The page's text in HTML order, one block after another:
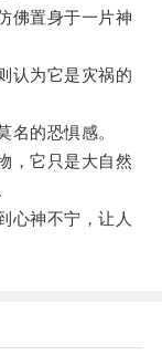
置身于一片神
为它是灾祸的
的恐惧感。
它只是大自然
神不宁，让人